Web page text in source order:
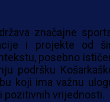
značajne
i projekte od
posebno
podršku
koji ima važnu
pozitivnih vrijednosti.